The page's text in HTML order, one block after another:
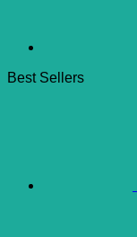
Best Sellers